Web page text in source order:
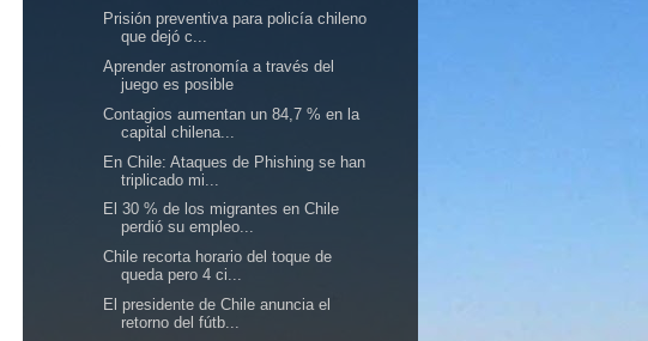
Prisión preventiva para policía chileno
que dejó c...
Aprender astronomía a través del
juego es posible
Contagios aumentan un 84,7 % en la
capital chilena...
En Chile: Ataques de Phishing se han
triplicado mi...
El 30 % de los migrantes en Chile
perdió su empleo...
Chile recorta horario del toque de
queda pero 4 ci...
El presidente de Chile anuncia el
retorno del fútb...